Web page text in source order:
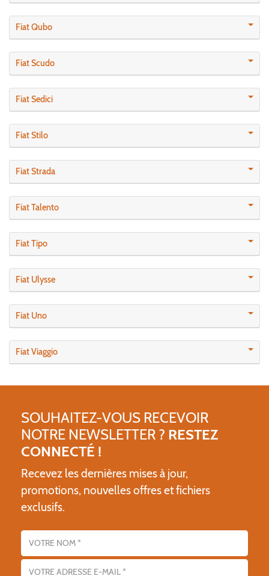
Fiat Qubo
Fiat Scudo
Fiat Sedici
Fiat Stilo
Fiat Strada
Fiat Talento
Fiat Tipo
Fiat Ulysse
Fiat Uno
Fiat Viaggio
SOUHAITEZ-VOUS RECEVOIR
NOTRE NEWSLETTER ? RESTEZ
CONNECTÉ !
Recevez les dernières mises à jour,
promotions, nouvelles offres et fichiers
exclusifs.
Nom
Adresse email